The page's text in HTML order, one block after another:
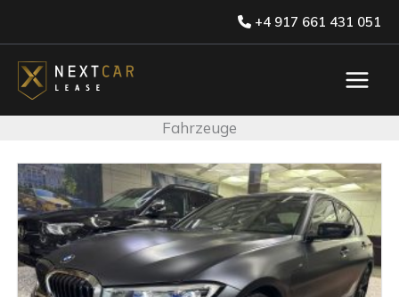
content
+4 917 661 431 051
Fahrzeuge